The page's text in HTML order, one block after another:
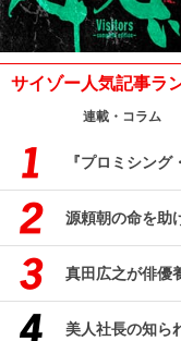
サイゾー人気記事ラ
連載・コラム
『プロミシン
源頼朝の命を助
真田広之が俳優
美人社長の知ら